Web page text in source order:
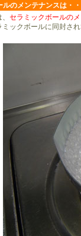
ルのメンテナンスは ・
セラミックボールの
ックボールに同封さ